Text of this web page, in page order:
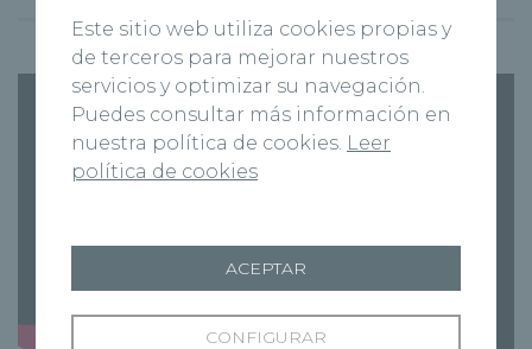
Vídeos del Dr. García Villar
Este sitio web utiliza cookies propias y
de terceros para mejorar nuestros
servicios y optimizar su navegación.
Puedes consultar más información en
nuestra política de cookies. Leer
política de cookies
CONFIGURAR
ACEPTAR